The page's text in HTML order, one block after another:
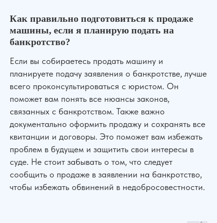
Услуги Контакты
Как правильно подготовиться к продаже
машины, если я планирую подать на
банкротство?
Если вы собираетесь продать машину и
планируете подачу заявления о банкротстве, лучше
всего проконсультироваться с юристом. Он
поможет вам понять все нюансы законов,
связанных с банкротством. Также важно
документально оформить продажу и сохранять все
квитанции и договоры. Это поможет вам избежать
проблем в будущем и защитить свои интересы в
суде. Не стоит забывать о том, что следует
сообщить о продаже в заявлении на банкротство,
чтобы избежать обвинений в недобросовестности.